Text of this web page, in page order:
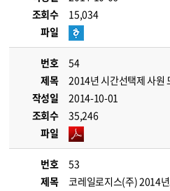
조회수
15,034
파일
번호
54
제목
2014년 시간선택제 사원
작성일
2014-10-01
조회수
35,246
파일
번호
53
제목
코레일로지스(주) 2014